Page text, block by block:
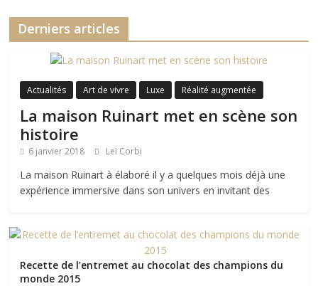
Derniers articles
Actualités Art de vivre Luxe Réalité augmentée
La maison Ruinart met en scène son
histoire
6 janvier 2018 Leï Corbi
La maison Ruinart à élaboré il y a quelques mois déjà une
expérience immersive dans son univers en invitant des
Recette de l’entremet au chocolat des champions du
monde 2015